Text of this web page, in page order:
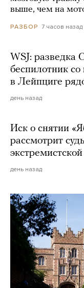
выше, чем на
РАЗБОР 7 часов назад
WSJ: разведка
беспилотник
в Лейпциге
день назад
Иск о снятии
рассмотрит
день назад